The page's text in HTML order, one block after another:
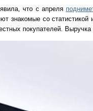
что с апреля
знакомые со
покупателей.